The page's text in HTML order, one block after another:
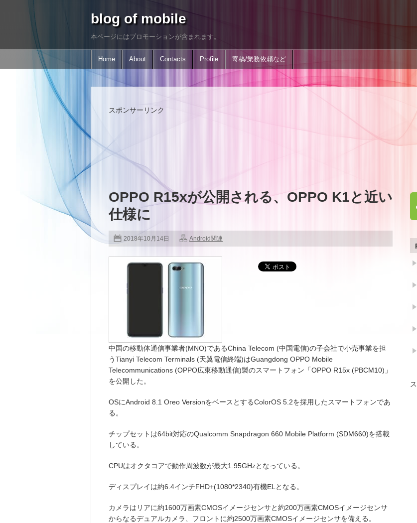
blog of mobile
本ページにはプロモーションが含まれます。
Home About Contacts Profile 寄稿/業務依頼など
スポンサーリンク
OPPO R15xが公開される、OPPO K1と近い
仕様に
2018年10月14日 Android関連
中国の移動体通信事業者(MNO)であるChina Telecom (中国電信)の子会社で小売事業を担
うTianyi Telecom Terminals (天翼電信終端)はGuangdong OPPO Mobile
Telecommunications (OPPO広東移動通信)製のスマートフォン「OPPO R15x (PBCM10)」
を公開した。
OSにAndroid 8.1 Oreo VersionをベースとするColorOS 5.2を採用したスマートフォンであ
る。
チップセットは64bit対応のQualcomm Snapdragon 660 Mobile Platform (SDM660)を搭載
している。
CPUはオクタコアで動作周波数が最大1.95GHzとなっている。
ディスプレイは約6.4インチFHD+(1080*2340)有機ELとなる。
カメラはリアに約1600万画素CMOSイメージセンサと約200万画素CMOSイメージセンサ
からなるデュアルカメラ、フロントに約2500万画素CMOSイメージセンサを備える。